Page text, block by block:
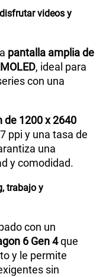
Si
videos y
pantalla amplia de
, ideal para
con una
de 1200 x 2640
ppi y una tasa de
una
y comodidad.
trabajo y
con un
6 Gen 4que
y le permite
sin